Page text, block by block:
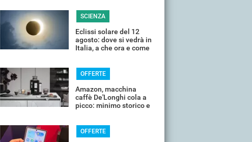
SCIENZA
Eclissi solare del 12
agosto: dove si vedrà in
Italia, a che ora e come
OFFERTE
Amazon, macchina
caffè De'Longhi cola a
picco: minimo storico e
OFFERTE